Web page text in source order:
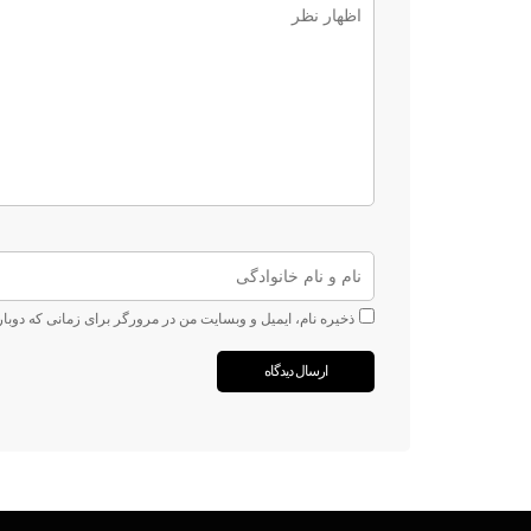
ذخیره نام، ایمیل و وبسایت من در مرورگر برای زمانی که